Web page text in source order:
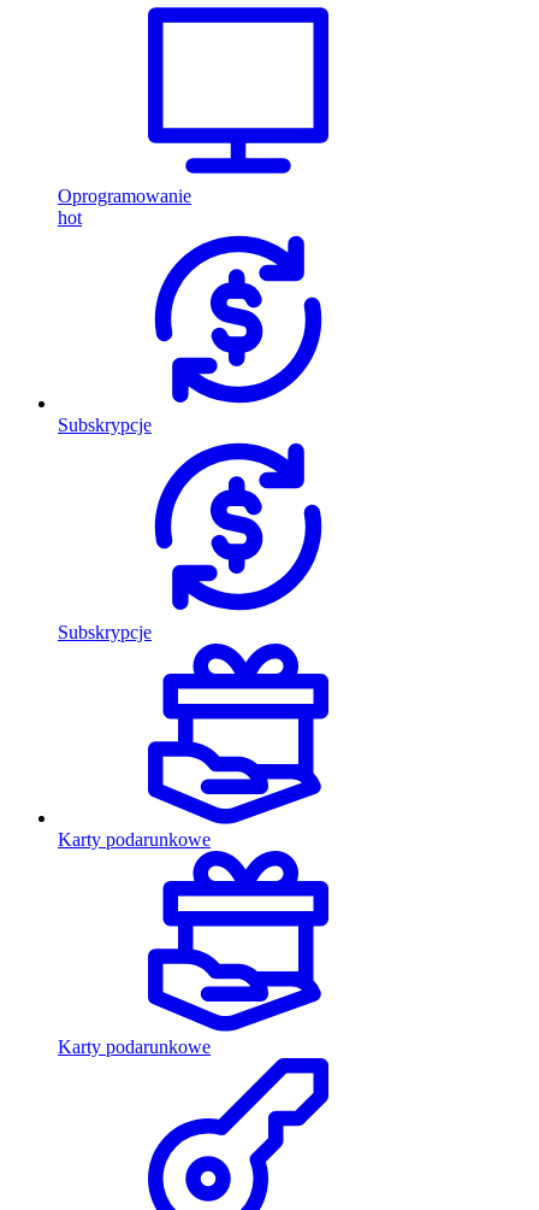
Oprogramowanie
hot
Subskrypcje
Subskrypcje
Karty podarunkowe
Karty podarunkowe